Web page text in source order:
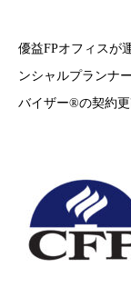
優益FPオフィスが
ンシャルプランナ
バイザー®の契約更